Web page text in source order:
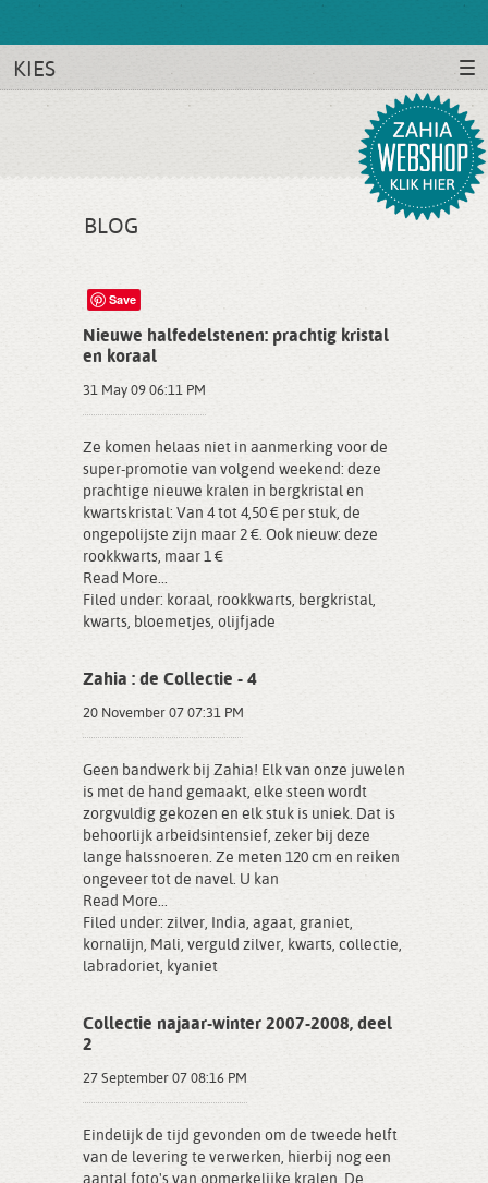
KIES
BLOG
Save
Nieuwe halfedelstenen: prachtig kristal
en koraal
31 May 09 06:11 PM
Ze komen helaas niet in aanmerking voor de
super-promotie van volgend weekend: deze
prachtige nieuwe kralen in bergkristal en
kwartskristal: Van 4 tot 4,50 € per stuk, de
ongepolijste zijn maar 2 €. Ook nieuw: deze
rookkwarts, maar 1 €
Read More...
Filed under: koraal, rookkwarts, bergkristal,
kwarts, bloemetjes, olijfjade
Zahia : de Collectie - 4
20 November 07 07:31 PM
Geen bandwerk bij Zahia! Elk van onze juwelen
is met de hand gemaakt, elke steen wordt
zorgvuldig gekozen en elk stuk is uniek. Dat is
behoorlijk arbeidsintensief, zeker bij deze
lange halssnoeren. Ze meten 120 cm en reiken
ongeveer tot de navel. U kan
Read More...
Filed under: zilver, India, agaat, graniet,
kornalijn, Mali, verguld zilver, kwarts, collectie,
labradoriet, kyaniet
Collectie najaar-winter 2007-2008, deel
2
27 September 07 08:16 PM
Eindelijk de tijd gevonden om de tweede helft
van de levering te verwerken, hierbij nog een
aantal foto's van opmerkelijke kralen. De